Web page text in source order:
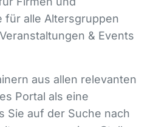
für alle Altersgruppen
& Events
aus allen relevanten
Portal als eine
Sie auf der Suche nach